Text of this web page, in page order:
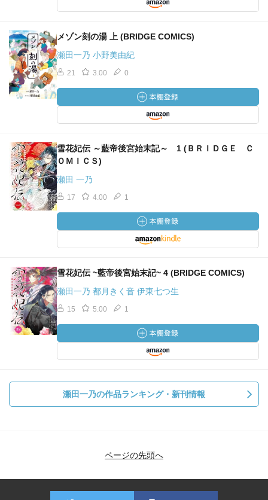
メゾン刻の湯 上 (BRIDGE COMICS)
瀬田一乃 小野美由紀
21 3.00 0
雪花妃伝 ～藍帝後宮始末記～ 1 (ＢＲＩＤＧＥ Ｃ
ＯＭＩＣＳ)
瀬田 一乃
17 4.00 1
雪花妃伝 ~藍帝後宮始末記~ 4 (BRIDGE COMICS)
瀬田一乃 都月きく音 伊東七つ生
15 5.00 1
瀬田一乃の作品ランキング・新刊情報
ページの先頭へ